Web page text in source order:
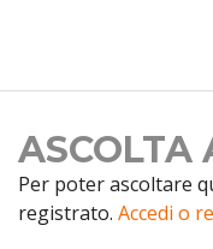
ASCOLTA
Per poter ascoltare
registrato. Accedi o